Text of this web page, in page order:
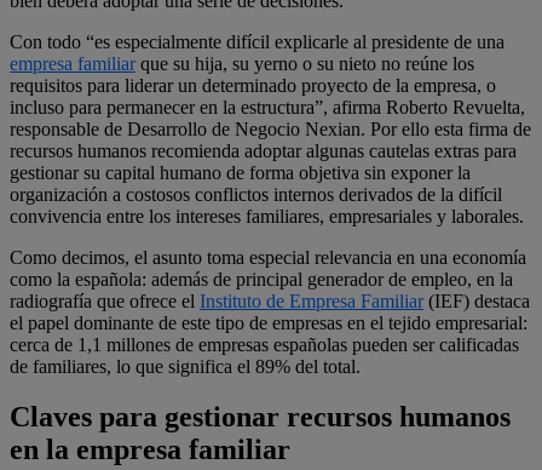
Con todo “es especialmente difícil explicarle al presidente de una
empresa familiarque su hija, su yerno o su nieto no reúne los
requisitos para liderar un determinado proyecto de la empresa, o
incluso para permanecer en la estructura”, afirma Roberto Revuelta,
responsable de Desarrollo de Negocio Nexian. Por ello esta firma de
recursos humanos recomienda adoptar algunas cautelas extras para
gestionar su capital humano de forma objetiva sin exponer la
organización a costosos conflictos internos derivados de la difícil
convivencia entre los intereses familiares, empresariales y laborales.
Como decimos, el asunto toma especial relevancia en una economía
como la española: además de principal generador de empleo, en la
radiografía que ofrece el Instituto de Empresa Familiar(IEF) destaca
el papel dominante de este tipo de empresas en el tejido empresarial:
cerca de 1,1 millones de empresas españolas pueden ser calificadas
de familiares, lo que significa el 89% del total.
Claves para gestionar recursos humanos
en la empresa familiar